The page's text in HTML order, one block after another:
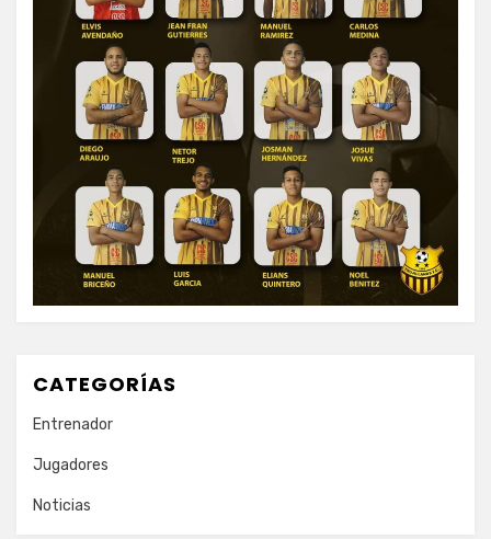
CATEGORÍAS
Entrenador
Jugadores
Noticias